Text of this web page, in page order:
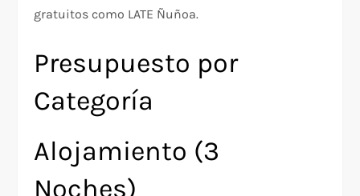
gratuitos como LATE Ñuñoa.
Presupuesto por
Categoría
Alojamiento (3
Noches)